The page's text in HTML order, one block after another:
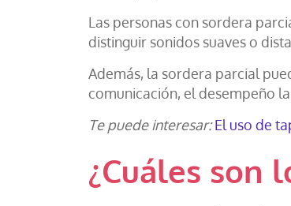
Las personas con sordera
distinguir sonidos suaves o
Además, la sordera parcial
comunicación, el desempeño
Te puede interesar:El uso de
¿Cuáles son